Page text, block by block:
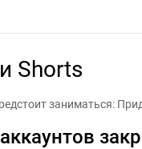
Shorts
заниматься: